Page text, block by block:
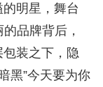
明星，舞台
品牌背后，
装之下，隐
黑”今天要为你